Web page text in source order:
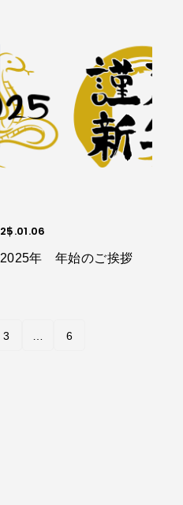
25.01.06
2025年 年始のご挨拶
3 6